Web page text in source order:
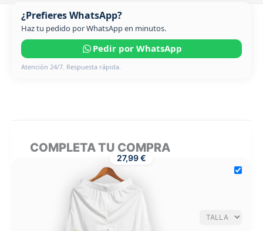
¿Prefieres WhatsApp?
Haz tu pedido por WhatsApp en minutos.
Pedir por WhatsApp
Atención 24/7. Respuesta rápida.
COMPLETA TU COMPRA
27,99 €